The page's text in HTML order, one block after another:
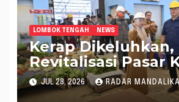
LOMBOK TENGAH NEWS
Kerap Dikeluhkan,
Revitalisasi Pasar
Mandalika Jadi
Nyaman
JUL 28, 2026 RADAR MANDALIKA